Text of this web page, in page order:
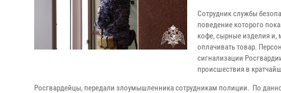
Сотрудник службы
поведение которого
кофе, сырные изделия и,
оплачивать товар.
сигнализации
происшествия в
Росгвардейцы, передали злоумышленника сотрудникам полиции. По